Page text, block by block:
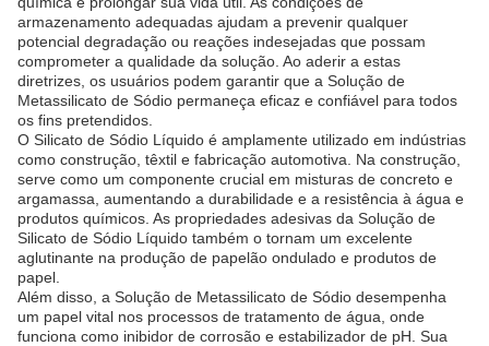
armazenamento adequadas ajudam a prevenir qualquer
potencial degradação ou reações indesejadas que possam
comprometer a qualidade da solução. Ao aderir a estas
diretrizes, os usuários podem garantir que a Solução de
Metassilicato de Sódio permaneça eficaz e confiável para todos
os fins pretendidos.
O Silicato de Sódio Líquido é amplamente utilizado em indústrias
como construção, têxtil e fabricação automotiva. Na construção,
serve como um componente crucial em misturas de concreto e
argamassa, aumentando a durabilidade e a resistência à água e
produtos químicos. As propriedades adesivas da Solução de
Silicato de Sódio Líquido também o tornam um excelente
aglutinante na produção de papelão ondulado e produtos de
papel.
Além disso, a Solução de Metassilicato de Sódio desempenha
um papel vital nos processos de tratamento de água, onde
funciona como inibidor de corrosão e estabilizador de pH. Sua